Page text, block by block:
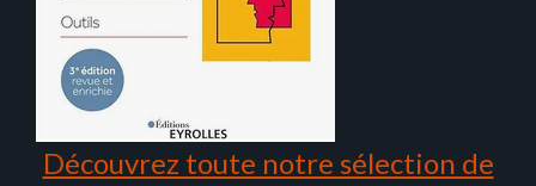
Découvrez toute notre sélection de